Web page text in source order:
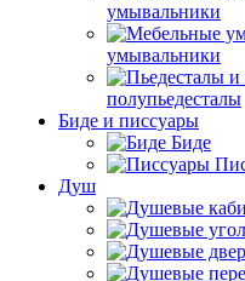
умывальники
умывальники
полупьедесталы
Биде и писсуары
Биде
Душ